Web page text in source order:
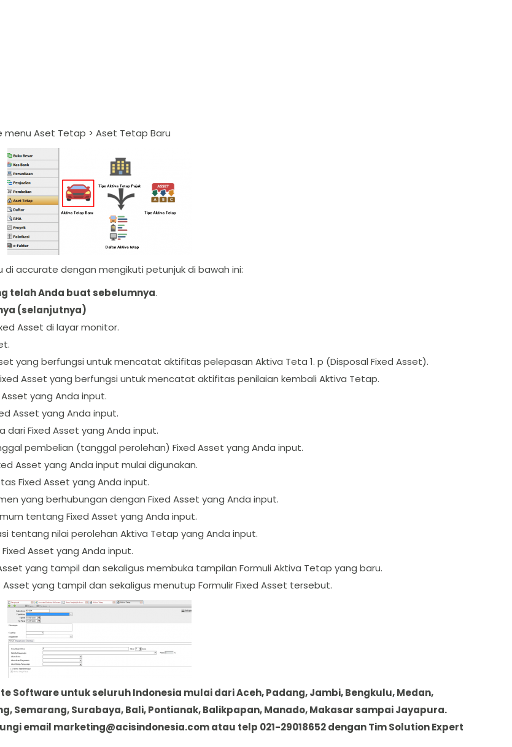
menu Aset Tetap > Aset Tetap Baru
accurate dengan mengikuti petunjuk di bawah ini:
telah Anda buat sebelumnya.
(selanjutnya)
Asset di layar monitor.
yang berfungsi untuk mencatat aktifitas pelepasan Aktiva Teta 1. p (Disposal Fixed Asset).
Asset yang berfungsi untuk mencatat aktifitas penilaian kembali Aktiva Tetap.
yang Anda input.
Asset yang Anda input.
Fixed Asset yang Anda input.
pembelian (tanggal perolehan) Fixed Asset yang Anda input.
Asset yang Anda input mulai digunakan.
Fixed Asset yang Anda input.
yang berhubungan dengan Fixed Asset yang Anda input.
tentang Fixed Asset yang Anda input.
tentang nilai perolehan Aktiva Tetap yang Anda input.
Asset yang Anda input.
yang tampil dan sekaligus membuka tampilan Formuli Aktiva Tetap yang baru.
yang tampil dan sekaligus menutup Formulir Fixed Asset tersebut.
untuk seluruh Indonesia mulai dari Aceh, Padang, Jambi, Bengkulu, Medan,
Semarang, Surabaya, Bali, Pontianak, Balikpapan, Manado, Makasar sampai Jayapura.
email marketing@acisindonesia.comatau telp 021-29018652 dengan Tim Solution Expert